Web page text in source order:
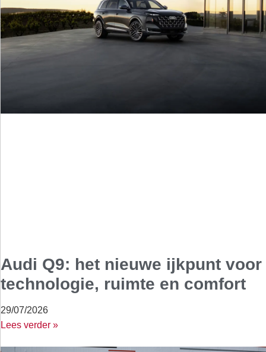
Audi Q9: het nieuwe ijkpunt voor
technologie, ruimte en comfort
29/07/2026
Lees verder »